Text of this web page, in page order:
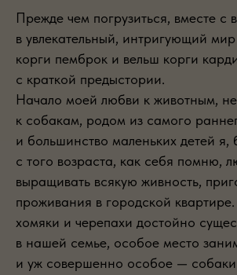
Прежде чем погрузиться, вместе с
в увлекательный, интригующий
корги пемброк и вельш корги
с краткой предыстории.
Начало моей любви к животным,
к собакам, родом из самого
и большинство маленьких детей я,
с того возраста, как себя помню,
выращивать всякую живность,
проживания в городской
хомяки и черепахи достойно
в нашей семье, особое место
и уж совершенно особое —